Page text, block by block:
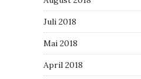
Juli 2018
Mai 2018
April 2018